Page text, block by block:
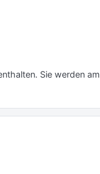
Sie werden am